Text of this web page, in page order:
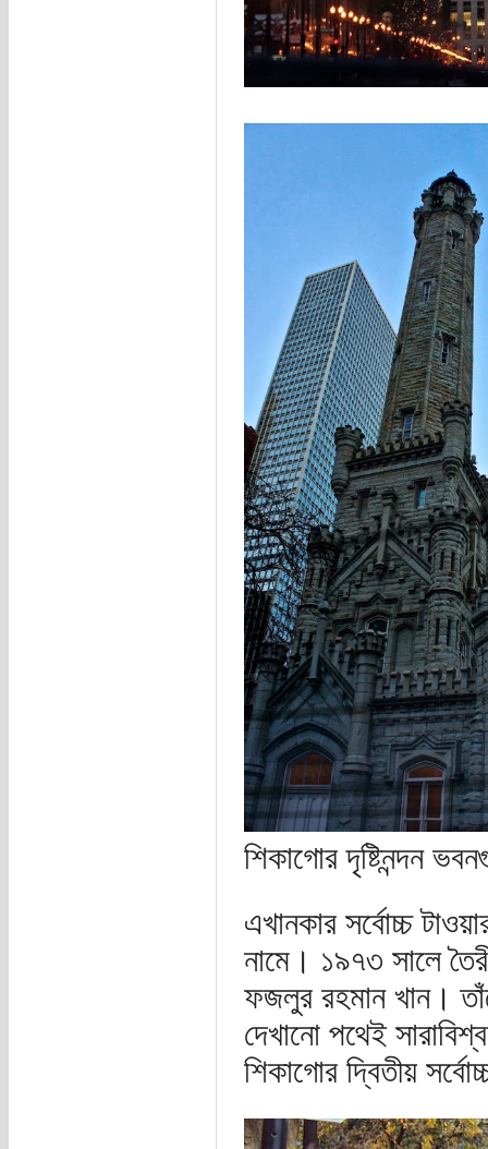
শিকাগোর দৃষ্টিনন্দন
এখানকার সর্বোচ্চ
নামে। ১৯৭৩ সালে
ফজলুর রহমান খান।
দেখানো পথেই
শিকাগোর দ্বিতীয়